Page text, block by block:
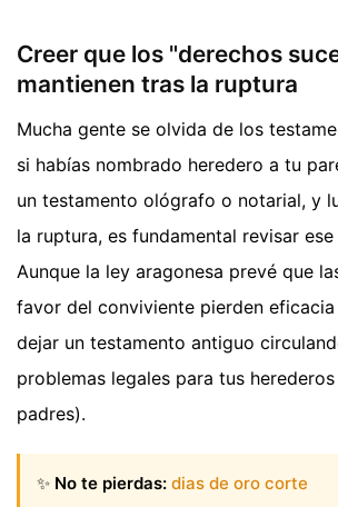
Creer que los "derechos
mantienen tras la ruptura
Mucha gente se olvida de los
si habías nombrado heredero a tu
un testamento ológrafo o notarial, y
la ruptura, es fundamental revisar
Aunque la ley aragonesa prevé que
favor del conviviente pierden
dejar un testamento antiguo
problemas legales para tus
padres).
✨ No te pierdas: dias de oro corte